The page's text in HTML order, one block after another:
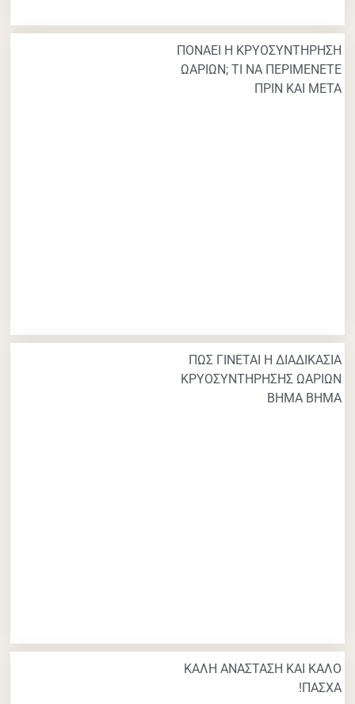
ΠΟΝΑΕΙ Η ΚΡΥΟΣΥΝΤΗΡΗΣΗ
ΩΑΡΙΩΝ; ΤΙ ΝΑ ΠΕΡΙΜΕΝΕΤΕ
ΠΡΙΝ ΚΑΙ ΜΕΤΑ
ΠΩΣ ΓΙΝΕΤΑΙ Η ΔΙΑΔΙΚΑΣΙΑ
ΚΡΥΟΣΥΝΤΗΡΗΣΗΣ ΩΑΡΙΩΝ
ΒΗΜΑ ΒΗΜΑ
ΚΑΛΗ ΑΝΑΣΤΑΣΗ ΚΑΙ ΚΑΛΟ
ΠΑΣΧΑ!